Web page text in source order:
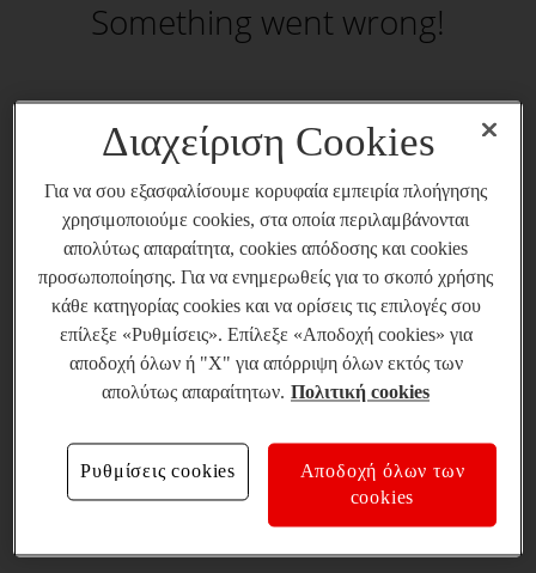
Something went wrong!
Διαχείριση Cookies
Για να σου εξασφαλίσουμε κορυφαία εμπειρία πλοήγησης
χρησιμοποιούμε cookies, στα οποία περιλαμβάνονται
απολύτως απαραίτητα, cookies απόδοσης και cookies
προσωποποίησης. Για να ενημερωθείς για το σκοπό χρήσης
κάθε κατηγορίας cookies και να ορίσεις τις επιλογές σου
επίλεξε «Ρυθμίσεις». Επίλεξε «Αποδοχή cookies» για
αποδοχή όλων ή "X" για απόρριψη όλων εκτός των
απολύτως απαραίτητων. Πολιτική cookies
Ρυθμίσεις cookies
Αποδοχή όλων των
cookies